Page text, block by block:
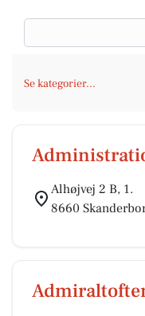
Se kategorier...
Alhøjvej 2 B, 1.
8660